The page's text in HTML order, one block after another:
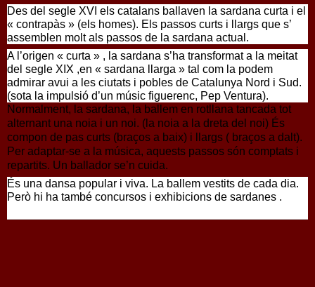
Des del segle XVI els catalans ballaven la sardana curta i el
« contrapàs » (els homes). Els passos curts i llargs que s’
assemblen molt als passos de la sardana actual.
A l’origen « curta » , la sardana s’ha transformat a la meitat
del segle XIX ,en « sardana llarga » tal com la podem
admirar avui a les ciutats i pobles de Catalunya Nord i Sud.
(sota la impulsió d’un músic figuerenc, Pep Ventura).
Normalment, la sardana, la ballem en rotllana tancada tot
alternant una noia i un noi. (la noia a la dreta del noi) És
compon de pas curts (braços a baix) i llargs ( braços a dalt).
Per adaptar-se a la música, aquests passos són comptats i
repartits. Un ballador se’n cuida.
És una dansa popular i viva. La ballem vestits de cada dia.
Però hi ha també concursos i exhibicions de sardanes .